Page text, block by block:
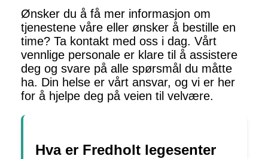
Ønsker du å få mer informasjon om
tjenestene våre eller ønsker å bestille en
time? Ta kontakt med oss i dag. Vårt
vennlige personale er klare til å assistere
deg og svare på alle spørsmål du måtte
ha. Din helse er vårt ansvar, og vi er her
for å hjelpe deg på veien til velvære.
Hva er Fredholt legesenter